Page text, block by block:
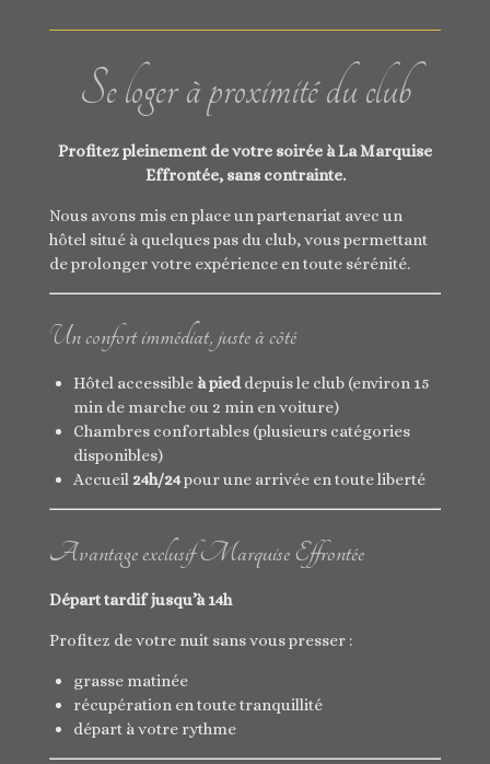
Se loger à proximité du club
Profitez pleinement de votre soirée à La Marquise
Effrontée, sans contrainte.
Nous avons mis en place un partenariat avec un
hôtel situé à quelques pas du club, vous permettant
de prolonger votre expérience en toute sérénité.
Un confort immédiat, juste à côté
Hôtel accessible à pieddepuis le club (environ 15
min de marche ou 2 min en voiture)
Chambres confortables (plusieurs catégories
disponibles)
Accueil 24h/24pour une arrivée en toute liberté
Avantage exclusif Marquise Effrontée
Départ tardif jusqu’à 14h
Profitez de votre nuit sans vous presser :
grasse matinée
récupération en toute tranquillité
départ à votre rythme